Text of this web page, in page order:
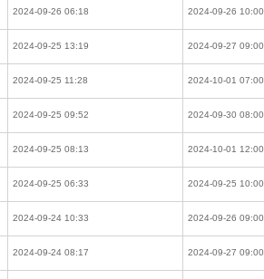
2024-09-26 06:18 2024-09-26 10:00
2024-09-25 13:19 2024-09-27 09:00
2024-09-25 11:28 2024-10-01 07:00
2024-09-25 09:52 2024-09-30 08:00
2024-09-25 08:13 2024-10-01 12:00
2024-09-25 06:33 2024-09-25 10:00
2024-09-24 10:33 2024-09-26 09:00
2024-09-24 08:17 2024-09-27 09:00